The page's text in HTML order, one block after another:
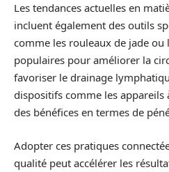
Les tendances actuelles en
incluent également des outils
comme les rouleaux de jade ou
populaires pour améliorer la
favoriser le drainage
dispositifs comme les
des bénéfices en termes de
Adopter ces pratiques
qualité peut accélérer les